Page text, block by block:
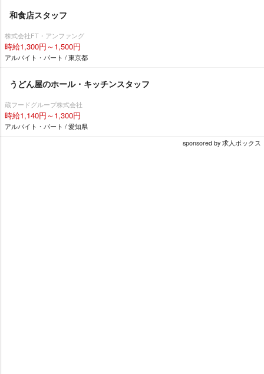
和食店スタッフ
株式会社FT・アンファング
時給1,300円～1,500円
アルバイト・パート / 東京都
うどん屋のホール・キッチンスタッフ
蔵フードグループ株式会社
時給1,140円～1,300円
アルバイト・パート / 愛知県
sponsored by 求人ボックス